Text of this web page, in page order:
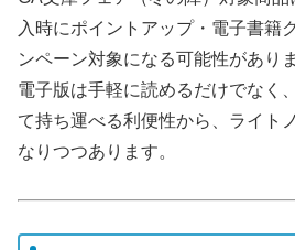
入時にポイントアップ・電子書籍
ンペーン対象になる可能性がありま
電子版は手軽に読めるだけでなく
て持ち運べる利便性から、ライト
なりつつあります。